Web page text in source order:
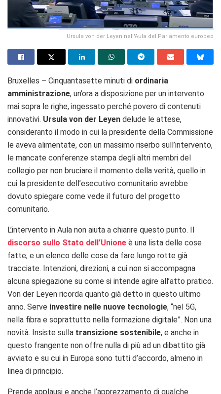
Ursula von der Leyen nell'Aula del Parlamento europeo
Bruxelles – Cinquantasette minuti di ordinaria
amministrazione, un’ora a disposizione per un intervento
mai sopra le righe, ingessato perché povero di contenuti
innovativi. Ursula von der Leyen delude le attese,
consideranto il modo in cui la presidente della Commissione
le aveva alimentate, con un massimo riserbo sull’intervento,
le mancate conferenze stampa degli altri membri del
collegio per non bruciare il momento della verità, quello in
cui la presidente dell’esecutivo comunitario avrebbe
dovuto spiegare come vede il futuro del progetto
comunitario.
L’intervento in Aula non aiuta a chiarire questo punto. Il
discorso sullo Stato dell’Unione è una lista delle cose
fatte, e un elenco delle cose da fare lungo rotte già
tracciate. Intenzioni, direzioni, a cui non si accompagna
alcuna spiegazione su come si intende agire all’atto pratico.
Von der Leyen ricorda quanto già detto in questo ultimo
anno. Serve investire nelle nuove tecnologie, “nel 5G,
nella fibra e soprattutto nella formazione digitale”. Non una
novità. Insiste sulla transizione sostenibile, e anche in
questo frangente non offre nulla di più ad un dibattito già
avviato e su cui in Europa sono tutti d’accordo, almeno in
linea di principio.
Prende applausi e anche l’apprezzamento di qualche